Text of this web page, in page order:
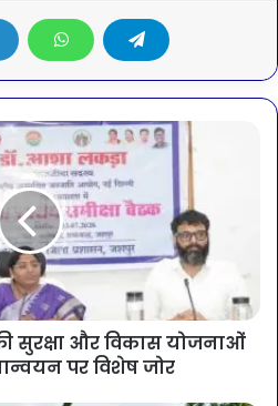
सुरक्षा और विकास योजनाओं
पर विशेष जोर